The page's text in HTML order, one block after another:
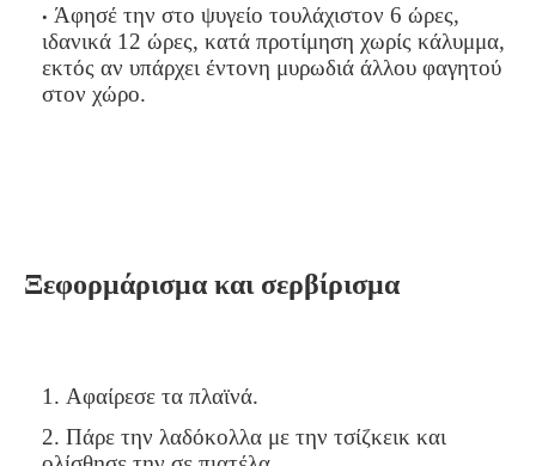
Άφησέ την στο ψυγείο τουλάχιστον 6 ώρες,
ιδανικά 12 ώρες, κατά προτίμηση χωρίς κάλυμμα,
εκτός αν υπάρχει έντονη μυρωδιά άλλου φαγητού
στον χώρο.
Ξεφορμάρισμα και σερβίρισμα
Αφαίρεσε τα πλαϊνά.
Πάρε την λαδόκολλα με την τσίζκεικ και